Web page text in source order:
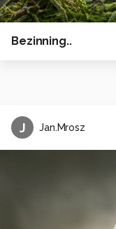
Bezinning..
J Jan.Mrosz